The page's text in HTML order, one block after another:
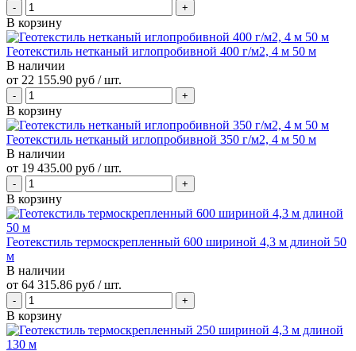
В корзину
Геотекстиль нетканый иглопробивной 400 г/м2, 4 м 50 м
В наличии
от 22 155.90 руб / шт.
В корзину
Геотекстиль нетканый иглопробивной 350 г/м2, 4 м 50 м
В наличии
от 19 435.00 руб / шт.
В корзину
Геотекстиль термоскрепленный 600 шириной 4,3 м длиной 50
м
В наличии
от 64 315.86 руб / шт.
В корзину